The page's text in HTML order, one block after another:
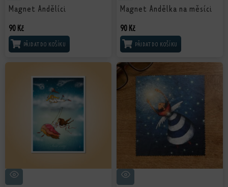
Magnet Andělíci
90 Kč
PŘIDAT DO KOŠÍKU
Magnet Andělka na měsíci
90 Kč
PŘIDAT DO KOŠÍKU